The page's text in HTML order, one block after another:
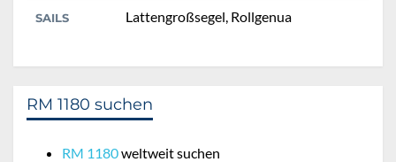
SAILS Lattengroßsegel, Rollgenua
RM 1180 suchen
RM 1180weltweit suchen